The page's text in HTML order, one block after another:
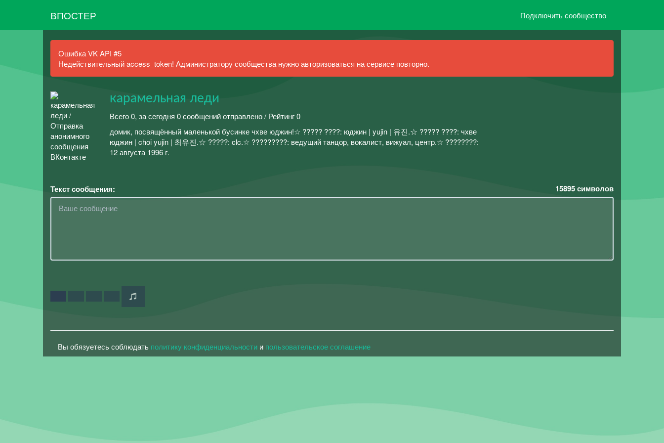
ВПОСТЕР Подключить сообщество
Ошибка VK API #5
Недействительный access_token! Администратору сообщества нужно авторизоваться на сервисе повторно.
карамельная леди
Всего 0, за сегодня 0 сообщений отправлено / Рейтинг 0
домик, посвящённый маленькой бусинке чхве юджин!☆ ????? ????: юджин | yujin | 유진.☆ ????? ????: чхве
юджин | choi yujin | 최유진.☆ ?????: clc.☆ ?????????: ведущий танцор, вокалист, вижуал, центр.☆ ????????:
12 августа 1996 г.
Текст сообщения: 15895символов
Вы обязуетесь соблюдать политику конфиденциальности и пользовательское соглашение